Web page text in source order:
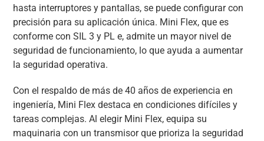
hasta interruptores y pantallas, se puede configurar con
precisión para su aplicación única. Mini Flex, que es
conforme con SIL 3 y PL e, admite un mayor nivel de
seguridad de funcionamiento, lo que ayuda a aumentar
la seguridad operativa.
Con el respaldo de más de 40 años de experiencia en
ingeniería, Mini Flex destaca en condiciones difíciles y
tareas complejas. Al elegir Mini Flex, equipa su
maquinaria con un transmisor que prioriza la seguridad